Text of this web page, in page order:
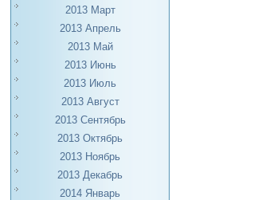
2013 Март
2013 Апрель
2013 Май
2013 Июнь
2013 Июль
2013 Август
2013 Сентябрь
2013 Октябрь
2013 Ноябрь
2013 Декабрь
2014 Январь